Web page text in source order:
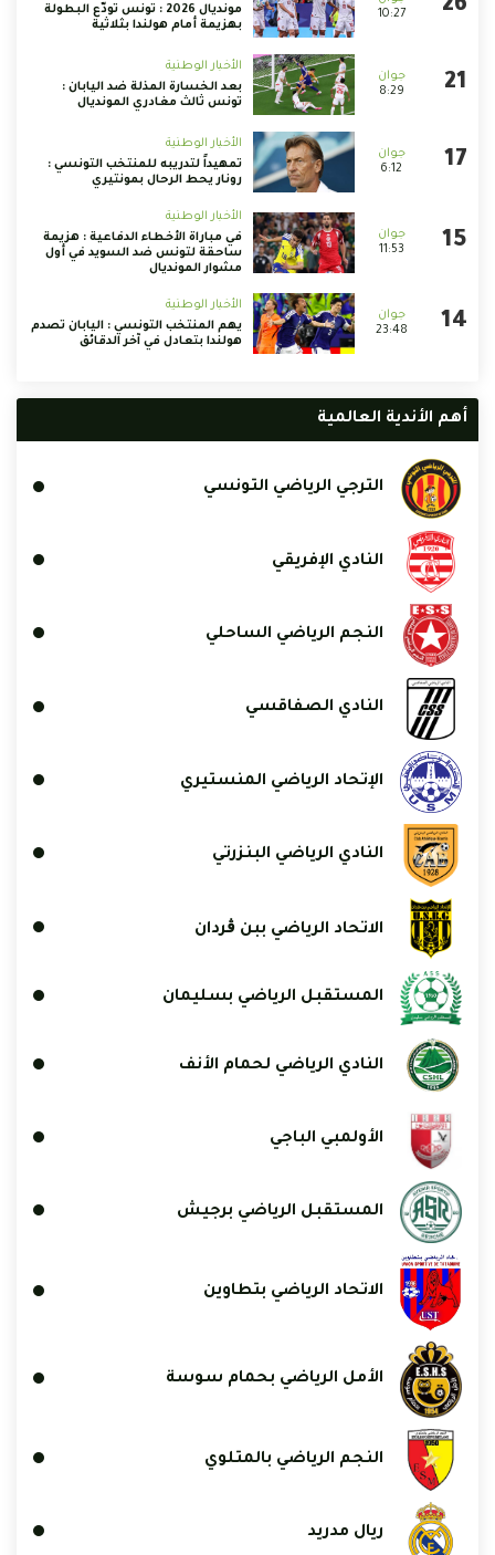
10:27
مونديال 2026 : تونس تودّع البطولة
بهزيمة أمام هولندا بثلاثية
8:29
الأخبار الوطنية
بعد الخسارة المذلة ضد اليابان :
تونس ثالث مغادري المونديال
6:12
الأخبار الوطنية
تمهيداً لتدريبه للمنتخب التونسي :
رونار يحط الرحال بمونتيري
11:53
الأخبار الوطنية
في مباراة الأخطاء الدفاعية : هزيمة
ساحقة لتونس ضد السويد في أول
مشوار المونديال
23:48
الأخبار الوطنية
يهم المنتخب التونسي : اليابان تصدم
هولندا بتعادل في آخر الدقائق
أهم الأندية العالمية
الترجي الرياضي التونسي
النادي الإفريقي
النجم الرياضي الساحلي
النادي الصفاقسي
الإتحاد الرياضي المنستيري
النادي الرياضي البنزرتي
الاتحاد الرياضي ببن ڨردان
المستقبل الرياضي بسليمان
النادي الرياضي لحمام الأنف
الأولمبي الباجي
المستقبل الرياضي برجيش
الاتحاد الرياضي بتطاوين
الأمل الرياضي بحمام سوسة
النجم الرياضي بالمتلوي
ريال مدريد